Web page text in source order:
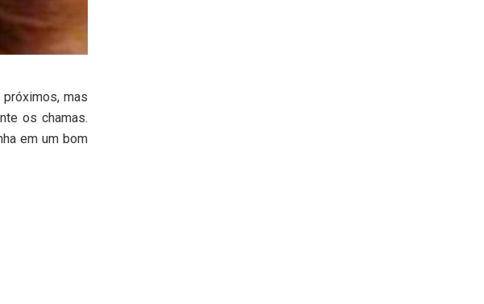
mas
os chamas.
em um bom